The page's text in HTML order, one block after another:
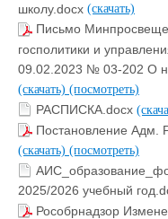
школу.docx (скачать)
Письмо
госполитики и
09.02.2023 № 03-202 О
(скачать) (посмотреть)
РАСПИСКА.docx
Постановление Адм.
(скачать) (посмотреть)
2025/2026 учебный
Рособрнадзор